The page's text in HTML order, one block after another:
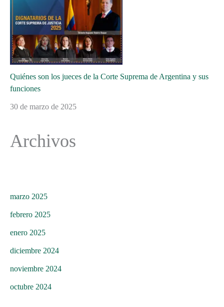
Quiénes son los jueces de la Corte Suprema de Argentina y sus
funciones
30 de marzo de 2025
Archivos
marzo 2025
febrero 2025
enero 2025
diciembre 2024
noviembre 2024
octubre 2024